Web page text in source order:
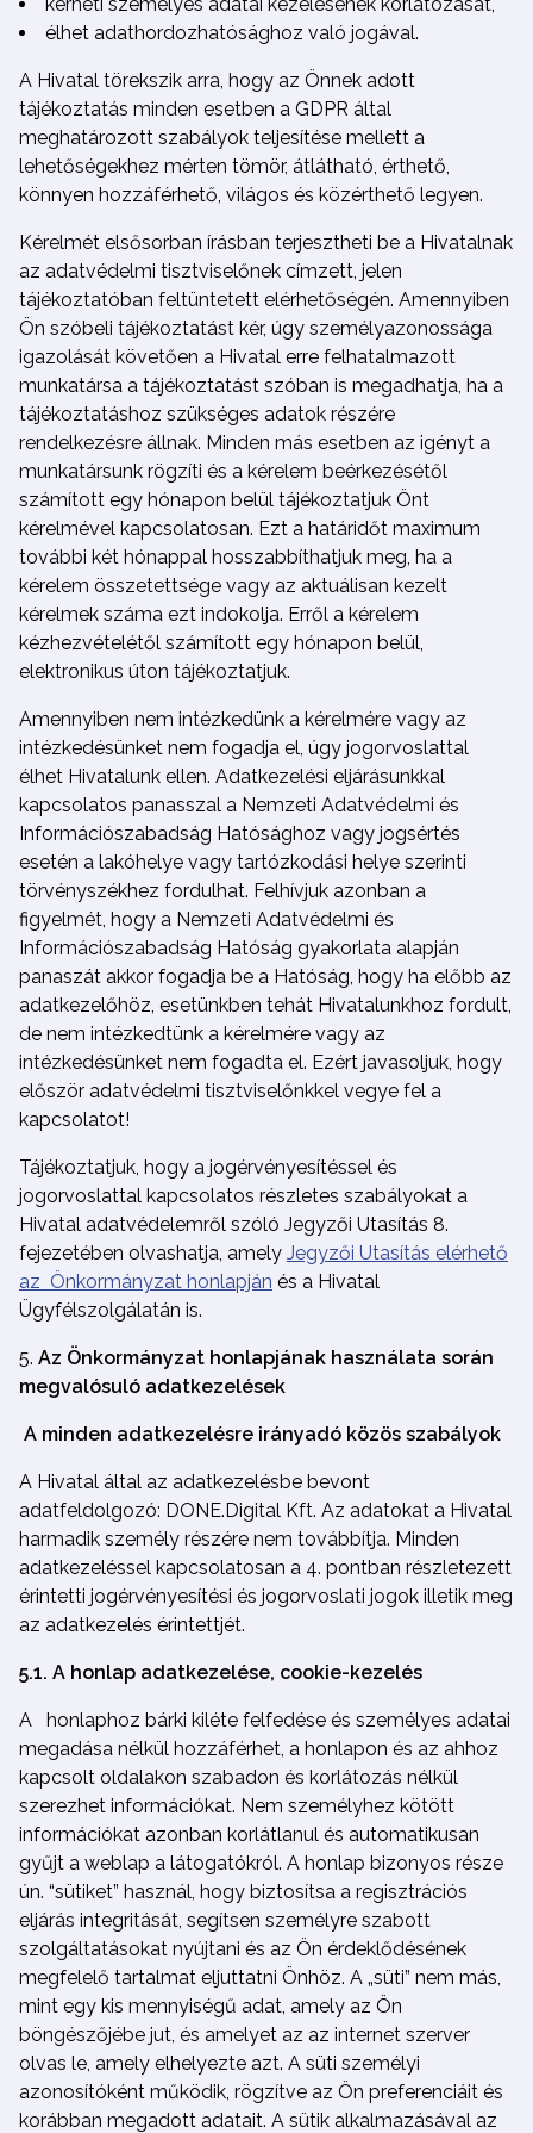
élhet adathordozhatósághoz való jogával.
A Hivatal törekszik arra, hogy az Önnek adott
tájékoztatás minden esetben a GDPR által
meghatározott szabályok teljesítése mellett a
lehetőségekhez mérten tömör, átlátható, érthető,
könnyen hozzáférhető, világos és közérthető legyen.
Kérelmét elsősorban írásban terjesztheti be a Hivatalnak
az adatvédelmi tisztviselőnek címzett, jelen
tájékoztatóban feltüntetett elérhetőségén. Amennyiben
Ön szóbeli tájékoztatást kér, úgy személyazonossága
igazolását követően a Hivatal erre felhatalmazott
munkatársa a tájékoztatást szóban is megadhatja, ha a
tájékoztatáshoz szükséges adatok részére
rendelkezésre állnak. Minden más esetben az igényt a
munkatársunk rögzíti és a kérelem beérkezésétől
számított egy hónapon belül tájékoztatjuk Önt
kérelmével kapcsolatosan. Ezt a határidőt maximum
további két hónappal hosszabbíthatjuk meg, ha a
kérelem összetettsége vagy az aktuálisan kezelt
kérelmek száma ezt indokolja. Erről a kérelem
kézhezvételétől számított egy hónapon belül,
elektronikus úton tájékoztatjuk.
Amennyiben nem intézkedünk a kérelmére vagy az
intézkedésünket nem fogadja el, úgy jogorvoslattal
élhet Hivatalunk ellen. Adatkezelési eljárásunkkal
kapcsolatos panasszal a Nemzeti Adatvédelmi és
Információszabadság Hatósághoz vagy jogsértés
esetén a lakóhelye vagy tartózkodási helye szerinti
törvényszékhez fordulhat. Felhívjuk azonban a
figyelmét, hogy a Nemzeti Adatvédelmi és
Információszabadság Hatóság gyakorlata alapján
panaszát akkor fogadja be a Hatóság, hogy ha előbb az
adatkezelőhöz, esetünkben tehát Hivatalunkhoz fordult,
de nem intézkedtünk a kérelmére vagy az
intézkedésünket nem fogadta el. Ezért javasoljuk, hogy
először adatvédelmi tisztviselőnkkel vegye fel a
kapcsolatot!
Tájékoztatjuk, hogy a jogérvényesítéssel és
jogorvoslattal kapcsolatos részletes szabályokat a
Hivatal adatvédelemről szóló Jegyzői Utasítás 8.
fejezetében olvashatja, amely Jegyzői Utasítás elérhető
az Önkormányzat honlapján és a Hivatal
Ügyfélszolgálatán is.
Az Önkormányzat honlapjának használata során
megvalósuló adatkezelések
A minden adatkezelésre irányadó közös szabályok
A Hivatal által az adatkezelésbe bevont
adatfeldolgozó: DONE.Digital Kft. Az adatokat a Hivatal
harmadik személy részére nem továbbítja. Minden
adatkezeléssel kapcsolatosan a 4. pontban részletezett
érintetti jogérvényesítési és jogorvoslati jogok illetik meg
az adatkezelés érintettjét.
5.1. A honlap adatkezelése, cookie-kezelés
A honlaphoz bárki kiléte felfedése és személyes adatai
megadása nélkül hozzáférhet, a honlapon és az ahhoz
kapcsolt oldalakon szabadon és korlátozás nélkül
szerezhet információkat. Nem személyhez kötött
információkat azonban korlátlanul és automatikusan
gyűjt a weblap a látogatókról. A honlap bizonyos része
ún. “sütiket” használ, hogy biztosítsa a regisztrációs
eljárás integritását, segítsen személyre szabott
szolgáltatásokat nyújtani és az Ön érdeklődésének
megfelelő tartalmat eljuttatni Önhöz. A „süti” nem más,
mint egy kis mennyiségű adat, amely az Ön
böngészőjébe jut, és amelyet az az internet szerver
olvas le, amely elhelyezte azt. A süti személyi
azonosítóként működik, rögzítve az Ön preferenciáit és
korábban megadott adatait. A sütik alkalmazásával az